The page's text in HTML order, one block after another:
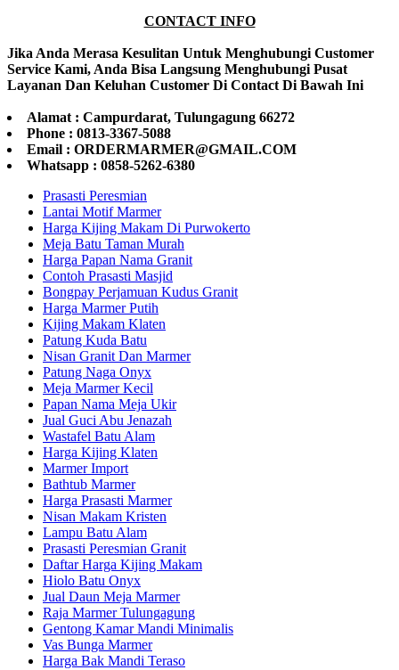
CONTACT INFO
Jika Anda Merasa Kesulitan Untuk Menghubungi Customer
Service Kami, Anda Bisa Langsung Menghubungi Pusat
Layanan Dan Keluhan Customer Di Contact Di Bawah Ini
Alamat : Campurdarat, Tulungagung 66272
Phone : 0813-3367-5088
Email : ORDERMARMER@GMAIL.COM
Whatsapp : 0858-5262-6380
Prasasti Peresmian
Lantai Motif Marmer
Harga Kijing Makam Di Purwokerto
Meja Batu Taman Murah
Harga Papan Nama Granit
Contoh Prasasti Masjid
Bongpay Perjamuan Kudus Granit
Harga Marmer Putih
Kijing Makam Klaten
Patung Kuda Batu
Nisan Granit Dan Marmer
Patung Naga Onyx
Meja Marmer Kecil
Papan Nama Meja Ukir
Jual Guci Abu Jenazah
Wastafel Batu Alam
Harga Kijing Klaten
Marmer Import
Bathtub Marmer
Harga Prasasti Marmer
Nisan Makam Kristen
Lampu Batu Alam
Prasasti Peresmian Granit
Daftar Harga Kijing Makam
Hiolo Batu Onyx
Jual Daun Meja Marmer
Raja Marmer Tulungagung
Gentong Kamar Mandi Minimalis
Vas Bunga Marmer
Harga Bak Mandi Teraso